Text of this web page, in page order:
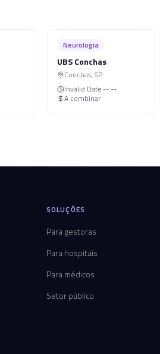
Neurologia
UBS Conchas
Conchas, SP
Invalid Date --:--
A combinar
SOLUÇÕES
Para gestoras
Para hospitais
Para médicos
Setor público